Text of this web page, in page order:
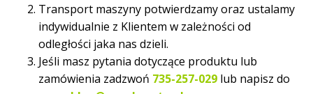
Transport maszyny potwierdzamy oraz ustalamy
indywidualnie z Klientem w zależności od
odległości jaka nas dzieli.
Jeśli masz pytania dotyczące produktu lub
zamówienia zadzwoń 735-257-029 lub napisz do